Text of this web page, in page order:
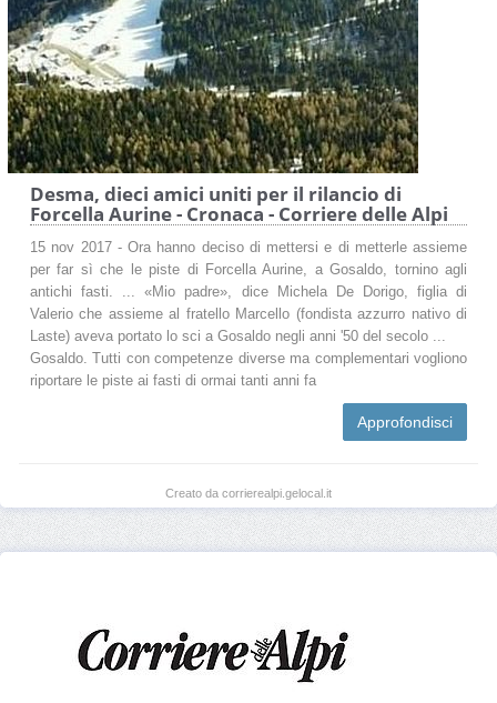
Desma, dieci amici uniti per il rilancio di
Forcella Aurine - Cronaca - Corriere delle Alpi
15 nov 2017 - Ora hanno deciso di mettersi e di metterle assieme
per far sì che le piste di Forcella Aurine, a Gosaldo, tornino agli
antichi fasti. ... «Mio padre», dice Michela De Dorigo, figlia di
Valerio che assieme al fratello Marcello (fondista azzurro nativo di
Laste) aveva portato lo sci a Gosaldo negli anni '50 del secolo ...
Gosaldo. Tutti con competenze diverse ma complementari vogliono
riportare le piste ai fasti di ormai tanti anni fa
Approfondisci
Creato da corrierealpi.gelocal.it